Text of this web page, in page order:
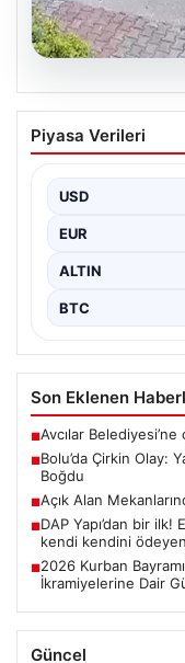
04.08.2026
Açık Alan
mutfağı
Belli ki dış mekan
alanlarından biri
Piyasa Verileri
USD
EUR
ALTIN
BTC